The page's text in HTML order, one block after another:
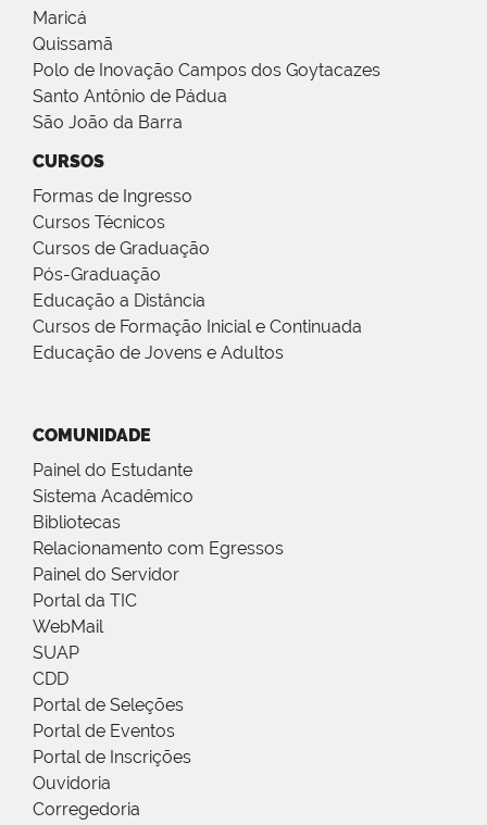
Maricá
Quissamã
Polo de Inovação Campos dos Goytacazes
Santo Antônio de Pádua
São João da Barra
CURSOS
Formas de Ingresso
Cursos Técnicos
Cursos de Graduação
Pós-Graduação
Educação a Distância
Cursos de Formação Inicial e Continuada
Educação de Jovens e Adultos
COMUNIDADE
Painel do Estudante
Sistema Acadêmico
Bibliotecas
Relacionamento com Egressos
Painel do Servidor
Portal da TIC
WebMail
SUAP
CDD
Portal de Seleções
Portal de Eventos
Portal de Inscrições
Ouvidoria
Corregedoria